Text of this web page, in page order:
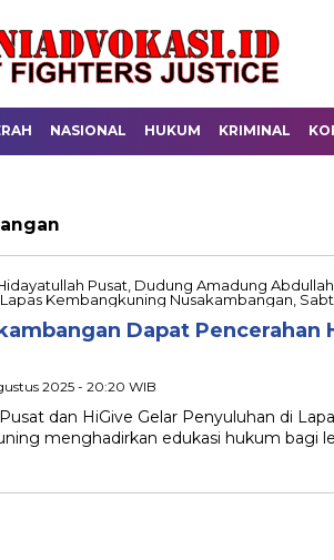
NASIONAL HUKUM KRIMINAL
Dapat Pencerahan
2025 - 20:20 WIB
dan HiGive Gelar Penyuluhan di
menghadirkan edukasi hukum bagi